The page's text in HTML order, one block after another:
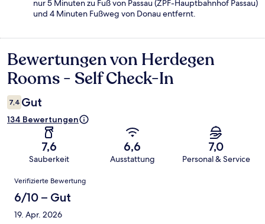
nur 5 Minuten zu Fuß von Passau (ZPF-Hauptbahnhof Passau)
und 4 Minuten Fußweg von Donau entfernt.
Bewertungen
Bewertungen von Herdegen
Rooms - Self Check-In
7,4 Gut
134 Bewertungen
7,6
Sauberkeit
6,6
Ausstattung
7,0
Personal & Service
Bewertungen
Verifizierte Bewertung
6/10 – Gut
19. Apr. 2026